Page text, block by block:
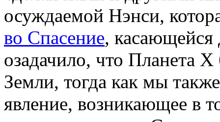
осуждаемой Нэнси,
во Спасение,
озадачило, что Планета
Земли, тогда как мы
явление, возникающее в